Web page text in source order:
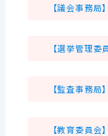
【議会事務
【選挙管理
【監査事務
【教育委員